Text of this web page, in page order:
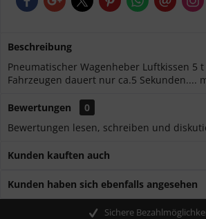
Beschreibung
Pneumatischer Wagenheber Luftkissen 5
Fahrzeugen dauert nur ca.5 Sekunden....
Bewertungen
0
Bewertungen lesen, schreiben und
Kunden kauften auch
Kunden haben sich ebenfalls angesehen
Sichere